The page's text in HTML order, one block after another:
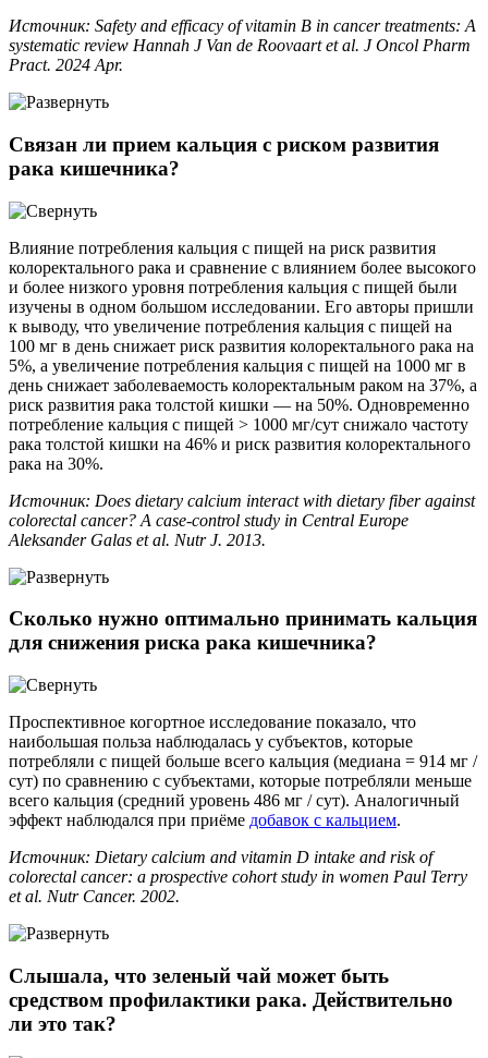
Источник: Safety and efficacy of vitamin B in cancer treatments: A
systematic review Hannah J Van de Roovaart et al. J Oncol Pharm
Pract. 2024 Apr.
Связан ли прием кальция с риском развития
рака кишечника?
Влияние потребления кальция с пищей на риск развития
колоректального рака и сравнение с влиянием более высокого
и более низкого уровня потребления кальция с пищей были
изучены в одном большом исследовании. Его авторы пришли
к выводу, что увеличение потребления кальция с пищей на
100 мг в день снижает риск развития колоректального рака на
5%, а увеличение потребления кальция с пищей на 1000 мг в
день снижает заболеваемость колоректальным раком на 37%, а
риск развития рака толстой кишки — на 50%. Одновременно
потребление кальция с пищей > 1000 мг/сут снижало частоту
рака толстой кишки на 46% и риск развития колоректального
рака на 30%.
Источник: Does dietary calcium interact with dietary fiber against
colorectal cancer? A case-control study in Central Europe
Aleksander Galas et al. Nutr J. 2013.
Сколько нужно оптимально принимать кальция
для снижения риска рака кишечника?
Проспективное когортное исследование показало, что
наибольшая польза наблюдалась у субъектов, которые
потребляли с пищей больше всего кальция (медиана = 914 мг /
сут) по сравнению с субъектами, которые потребляли меньше
всего кальция (средний уровень 486 мг / сут). Аналогичный
эффект наблюдался при приёме добавок с кальцием.
Источник: Dietary calcium and vitamin D intake and risk of
colorectal cancer: a prospective cohort study in women Paul Terry
et al. Nutr Cancer. 2002.
Слышала, что зеленый чай может быть
средством профилактики рака. Действительно
ли это так?